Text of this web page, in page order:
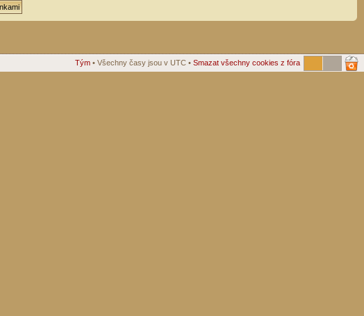
Tým • Všechny časy jsou v UTC • Smazat všechny cookies z fóra